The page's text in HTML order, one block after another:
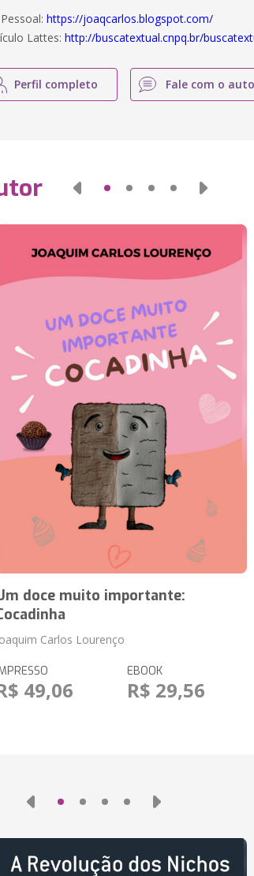
https://joaqcarlos.blogspot.com/
Lattes:http://buscatextual.cnpq.br/
Perfil completo Fale com o
doce muito importante:
Carlos Lourenço
49,06
EBOOK
R$ 29,56